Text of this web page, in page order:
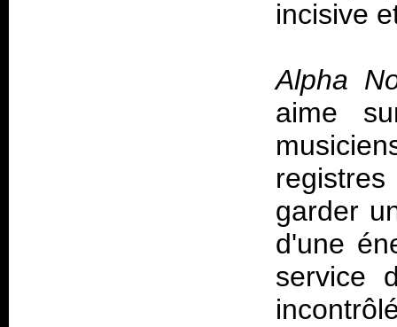
incisive
Alpha
aime
garder
d'une
service